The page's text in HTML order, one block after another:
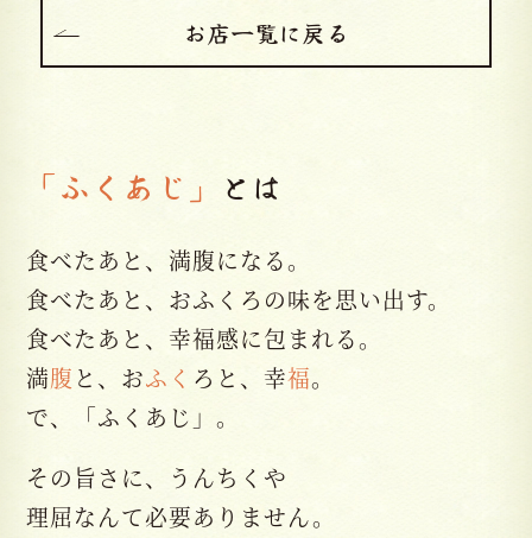
お店一覧に戻る
「ふくあじ」 とは
食べたあと、満腹になる。
食べたあと、おふくろの味を思い出す。
食べたあと、幸福感に包まれる。
満腹 と、おふく ろと、幸福。
で、「ふくあじ」。
その旨さに、うんちくや
理屈なんて必要ありません。